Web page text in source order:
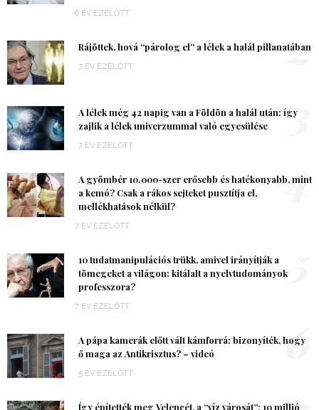
6 ÉV EZELŐTT
Rájöttek, hová “párolog el” a lélek a halál pillanatában
7 ÉV EZELŐTT 2
A lélek még 42 napig van a Földön a halál után: így
zajlik a lélek univerzummal való egyesülése
7 ÉV EZELŐTT
3
A gyömbér 10.000-szer erősebb és hatékonyabb, mint
a kemó? Csak a rákos sejteket pusztítja el,
mellékhatások nélkül?
7 ÉV EZELŐTT
4
10 tudatmanipulációs trükk, amivel irányítják a
tömegeket a világon: kitálalt a nyelvtudományok
professzora?
7 ÉV EZELŐTT
A pápa kamerák előtt vált kámforrá: bizonyíték, hogy
ő maga az Antikrisztus? – videó
5 ÉV EZELŐTT
6
Így építették meg Velencét, a “víz városát”: 10 millió